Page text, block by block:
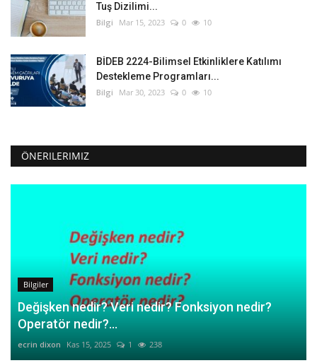
Tuş Dizilimi...
Bilgi Mar 15, 2023 0 10
BİDEB 2224-Bilimsel Etkinliklere Katılımı
Destekleme Programları...
Bilgi Mar 30, 2023 0 10
ÖNERILERIMIZ
Bilgiler
Değişken nedir? Veri nedir? Fonksiyon nedir?
Operatör nedir?...
ecrin dixon Kas 15, 2025 1 238